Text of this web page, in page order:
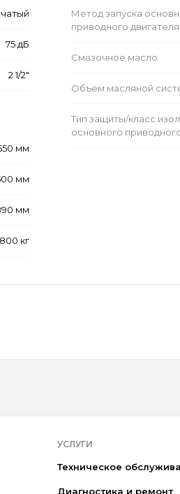
75 дБ
2 1/2"
Метод запуска
приводного двигателя
Смазочное масло
Объем масляной
Тип защиты/класс
основного
мм
мм
мм
кг
УСЛУГИ
Техническое
Диагностика и ремонт